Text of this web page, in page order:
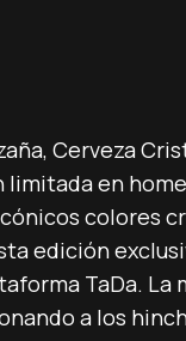
Cerveza
en
colores
edición
TaDa.
a los